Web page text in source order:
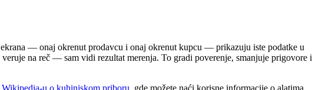
— onaj okrenut prodavcu i onaj okrenut kupcu — prikazuju iste podatke u
na reč — sam vidi rezultat merenja. To gradi poverenje, smanjuje prigovore i
Wikipedia-u o kuhinjskom priboru, gde možete naći korisne informacije o alatima